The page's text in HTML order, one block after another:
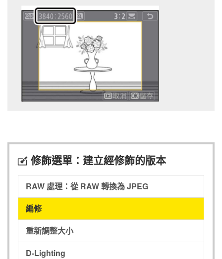
N 修飾選單：建立經修飾的版本
RAW 處理：從 RAW 轉換為 JPEG
編修
重新調整大小
D-Lighting